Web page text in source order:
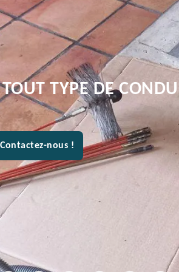
TYPE DE
Contactez-nous !